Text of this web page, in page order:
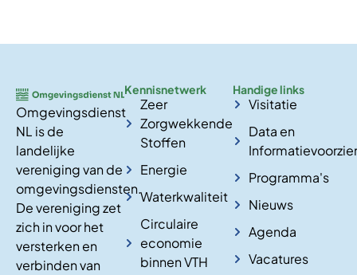
Omgevingsdienst
NL is de
landelijke
vereniging van de
omgevingsdiensten.
De vereniging zet
zich in voor het
versterken en
verbinden van
Kennisnetwerk
Zeer
Zorgwekkende
Stoffen
Energie
Waterkwaliteit
Circulaire
economie
binnen VTH
Handige links
Visitatie
Data en
Programma's
Nieuws
Agenda
Vacatures